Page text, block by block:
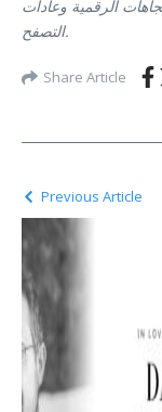
الرقمية وعادات
التصفح.
Share Article
Previous Article